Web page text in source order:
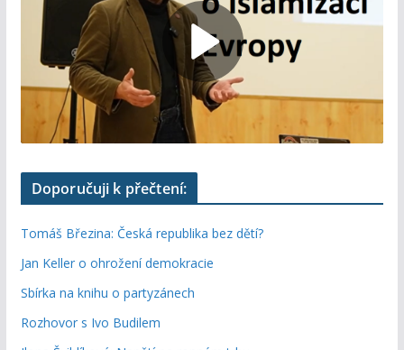
Doporučuji k přečtení:
Tomáš Březina: Česká republika bez dětí?
Jan Keller o ohrožení demokracie
Sbírka na knihu o partyzánech
Rozhovor s Ivo Budilem